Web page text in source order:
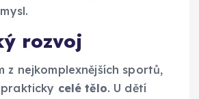
rozvoj
z nejkomplexnějších sportů,
celé tělo. U dětí